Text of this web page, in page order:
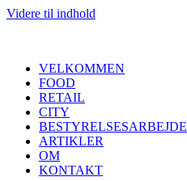
Videre til indhold
VELKOMMEN
FOOD
RETAIL
CITY
BESTYRELSESARBEJDE
ARTIKLER
OM
KONTAKT